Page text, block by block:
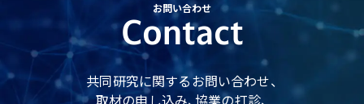
お問い合わせ
Contact
共同研究に関するお問い合わせ、
取材の申し込み、協業の打診、